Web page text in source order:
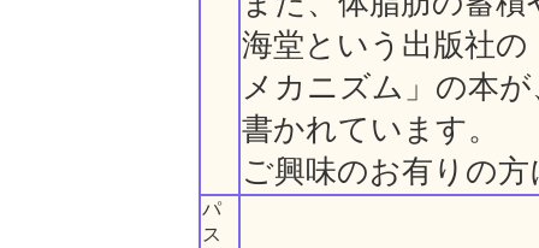
海堂という出版社
メカニズム」の本
書かれています。
ご興味のお有りの
パ
ス